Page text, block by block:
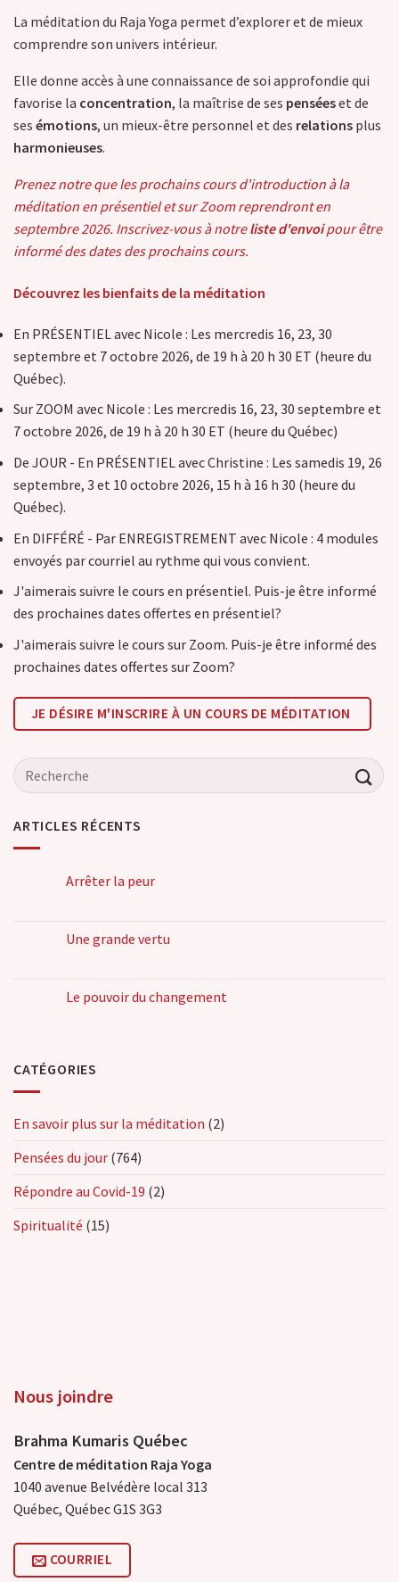
La méditation du Raja Yoga permet d’explorer et de mieux
comprendre son univers intérieur.
Elle donne accès à une connaissance de soi approfondie qui
favorise la concentration, la maîtrise de ses penséeset de
ses émotions, un mieux-être personnel et des relations plus
harmonieuses.
Prenez notre que les prochains cours d'introduction à la
méditation en présentiel et sur Zoom reprendront en
septembre 2026. Inscrivez-vous à notreliste d'envoi pour être
informé des dates des prochains cours.
Découvrez les bienfaits de la méditation
En PRÉSENTIEL avec Nicole : Les mercredis 16, 23, 30
septembre et 7 octobre 2026, de 19 h à 20 h 30 ET (heure du
Québec).
Sur ZOOM avec Nicole : Les mercredis 16, 23, 30 septembre et
7 octobre 2026, de 19 h à 20 h 30 ET (heure du Québec)
De JOUR - En PRÉSENTIEL avec Christine : Les samedis 19, 26
septembre, 3 et 10 octobre 2026, 15 h à 16 h 30 (heure du
Québec).
En DIFFÉRÉ - Par ENREGISTREMENT avec Nicole : 4 modules
envoyés par courriel au rythme qui vous convient.
J'aimerais suivre le cours en présentiel. Puis-je être informé
des prochaines dates offertes en présentiel?
J'aimerais suivre le cours sur Zoom. Puis-je être informé des
prochaines dates offertes sur Zoom?
JE DÉSIRE M'INSCRIRE À UN COURS DE MÉDITATION
ARTICLES RÉCENTS
Arrêter la peur
Une grande vertu
Le pouvoir du changement
CATÉGORIES
En savoir plus sur la méditation (2)
Pensées du jour (764)
Répondre au Covid-19 (2)
Spiritualité (15)
Nous joindre
Brahma Kumaris Québec
Centre de méditation Raja Yoga
1040 avenue Belvédère local 313
Québec, Québec G1S 3G3
COURRIEL